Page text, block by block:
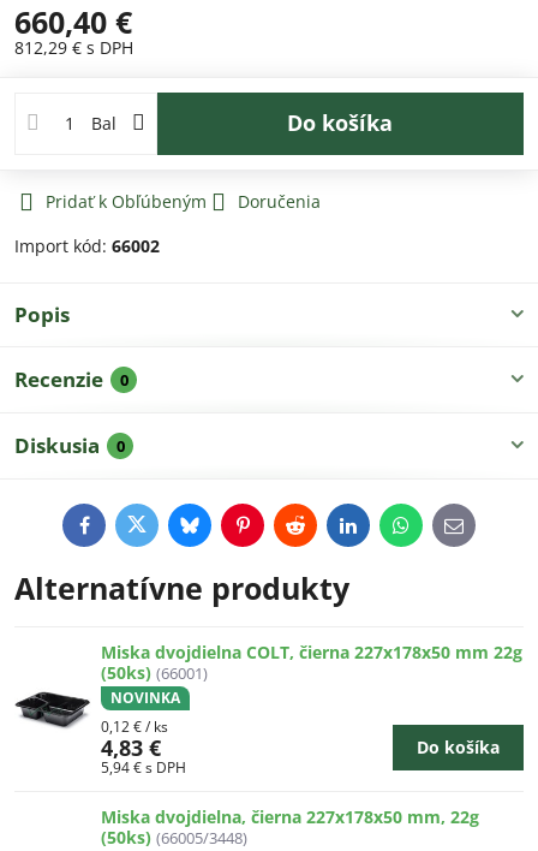
660,40 €
812,29 € s DPH
Bal Do košíka
Pridať k Obľúbeným
Doručenia
Import kód: 66002
Popis
Recenzie 0
Diskusia 0
FacebookTwitterBlueskyPinterestRedditLinkedInWhatsApp
E-
mail
Alternatívne produkty
Miska dvojdielna COLT, čierna 227x178x50 mm 22g
(50ks) (66001)
NOVINKA
4,83 €
5,94 €s DPH
0,12 €/ ks
Do košíka
Miska dvojdielna, čierna 227x178x50 mm, 22g
(50ks) (66005/3448)